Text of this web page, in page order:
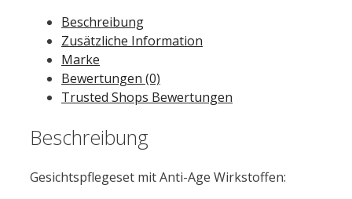
Beschreibung
Zusätzliche Information
Marke
Bewertungen (0)
Trusted Shops Bewertungen
Beschreibung
Gesichtspflegeset mit Anti-Age Wirkstoffen: